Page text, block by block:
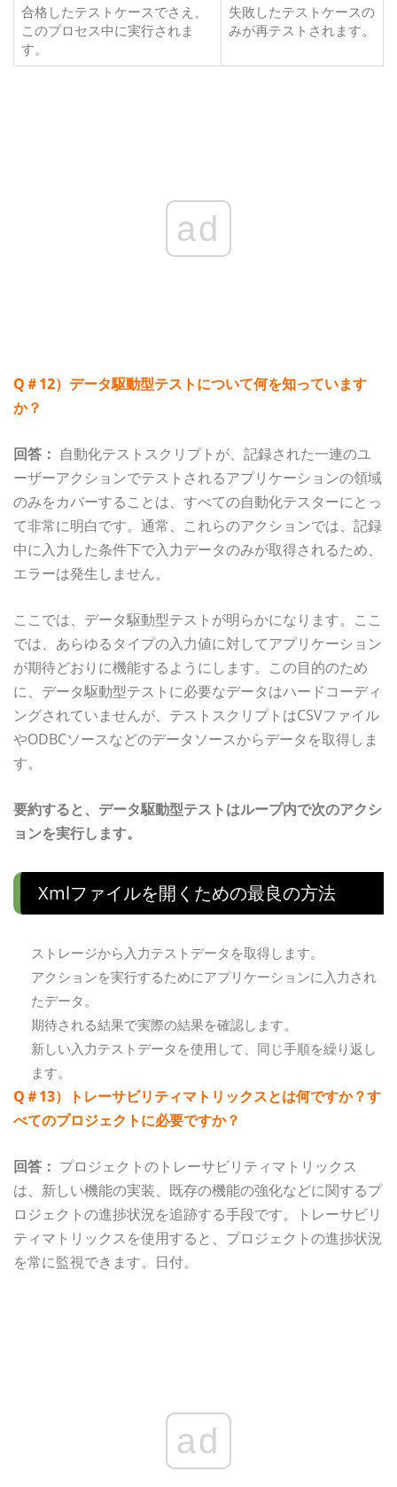
合格したテストケースでさえ、
このプロセス中に実行されま
す。
失敗したテストケースの
みが再テストされます。
ad
Q＃12）データ駆動型テストについて何を知っています
か？
回答： 自動化テストスクリプトが、記録された一連のユ
ーザーアクションでテストされるアプリケーションの領域
のみをカバーすることは、すべての自動化テスターに​​とっ
て非常に明白です。通常、これらのアクションでは、記録
中に入力した条件下で入力データのみが取得されるため、
エラーは発生しません。
ここでは、データ駆動型テストが明らかになります。ここ
では、あらゆるタイプの入力値に対してアプリケーション
が期待どおりに機能するようにします。この目的のため
に、データ駆動型テストに必要なデータはハードコーディ
ングされていませんが、テストスクリプトはCSVファイル
やODBCソースなどのデータソースからデータを取得しま
す。
要約すると、データ駆動型テストはループ内で次のアクシ
ョンを実行します。
Xmlファイルを開くための最良の方法
ストレージから入力テストデータを取得します。
アクションを実行するためにアプリケーションに入力され
たデータ。
期待される結果で実際の結果を確認します。
新しい入力テストデータを使用して、同じ手順を繰り返し
ます。
Q＃13）トレーサビリティマトリックスとは何ですか？す
べてのプロジェクトに必要ですか？
回答： プロジェクトのトレーサビリティマトリックス
は、新しい機能の実装、既存の機能の強化などに関するプ
ロジェクトの進捗状況を追跡する手段です。トレーサビリ
ティマトリックスを使用すると、プロジェクトの進捗状況
を常に監視できます。日付。
ad